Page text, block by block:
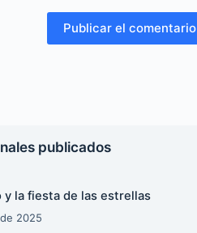
Publicar el comentario
publicados
y la fiesta de las estrellas
2025